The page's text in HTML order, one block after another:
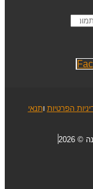
הפרטיות ותנאי
2026